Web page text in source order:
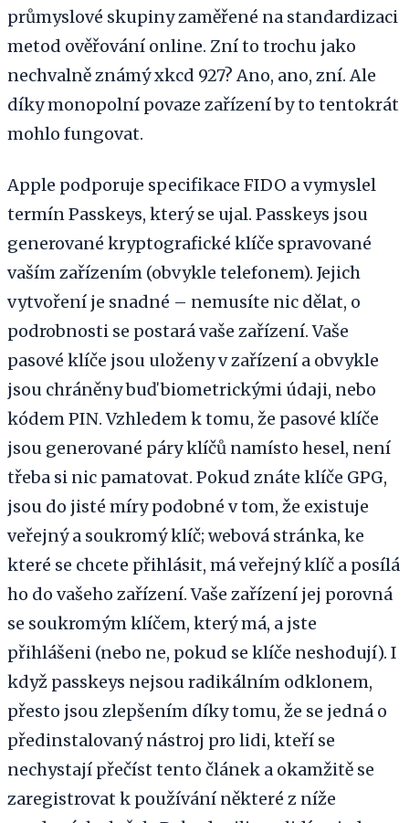
průmyslové skupiny zaměřené na standardizaci
metod ověřování online. Zní to trochu jako
nechvalně známý xkcd 927? Ano, ano, zní. Ale
díky monopolní povaze zařízení by to tentokrát
mohlo fungovat.
Apple podporuje specifikace FIDO a vymyslel
termín Passkeys, který se ujal. Passkeys jsou
generované kryptografické klíče spravované
vaším zařízením (obvykle telefonem). Jejich
vytvoření je snadné – nemusíte nic dělat, o
podrobnosti se postará vaše zařízení. Vaše
pasové klíče jsou uloženy v zařízení a obvykle
jsou chráněny buď biometrickými údaji, nebo
kódem PIN. Vzhledem k tomu, že pasové klíče
jsou generované páry klíčů namísto hesel, není
třeba si nic pamatovat. Pokud znáte klíče GPG,
jsou do jisté míry podobné v tom, že existuje
veřejný a soukromý klíč; webová stránka, ke
které se chcete přihlásit, má veřejný klíč a posílá
ho do vašeho zařízení. Vaše zařízení jej porovná
se soukromým klíčem, který má, a jste
přihlášeni (nebo ne, pokud se klíče neshodují). I
když passkeys nejsou radikálním odklonem,
přesto jsou zlepšením díky tomu, že se jedná o
předinstalovaný nástroj pro lidi, kteří se
nechystají přečíst tento článek a okamžitě se
zaregistrovat k používání některé z níže